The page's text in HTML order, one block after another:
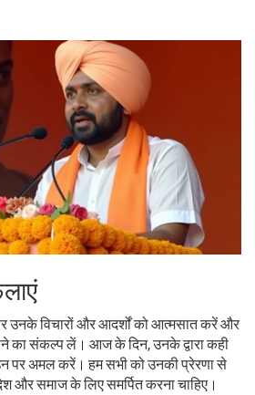
उनके विचारों और आदर्शों को आत्मसात करें और
का संकल्प लें। आज के दिन, उनके द्वारा कही
पर अमल करें। हम सभी को उनकी प्रेरणा से
समाज के लिए समर्पित करना चाहिए।